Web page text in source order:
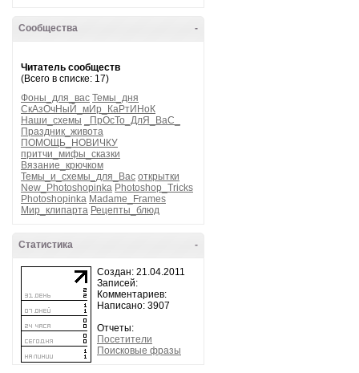
-
Сообщества
Читатель сообществ
(Всего в списке: 17)
Фоны_для_вас Темы_дня
СкАзОчНыЙ_мИр_КаРтИНоК
Наши_схемы
_ПрОсТо_ДлЯ_ВаС_
Праздник_живота
ПОМОЩЬ_НОВИЧКУ
притчи_мифы_сказки
Вязание_крючком
Темы_и_схемы_для_Вас открытки
New_Photoshopinka Photoshop_Tricks
Photoshopinka Madame_Frames
Мир_клипарта Рецепты_блюд
-
Статистика
Создан: 21.04.2011
Записей:
Комментариев:
Написано: 3907
Отчеты:
Посетители
Поисковые фразы